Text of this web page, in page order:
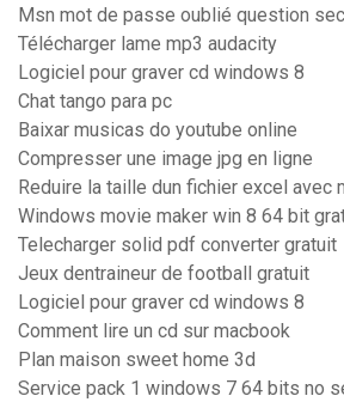
Msn mot de passe oublié question
Télécharger lame mp3 audacity
Logiciel pour graver cd windows 8
Chat tango para pc
Baixar musicas do youtube online
Compresser une image jpg en ligne
Reduire la taille dun fichier excel avec
Windows movie maker win 8 64 bit
Telecharger solid pdf converter gratuit
Jeux dentraineur de football gratuit
Logiciel pour graver cd windows 8
Comment lire un cd sur macbook
Plan maison sweet home 3d
Service pack 1 windows 7 64 bits no